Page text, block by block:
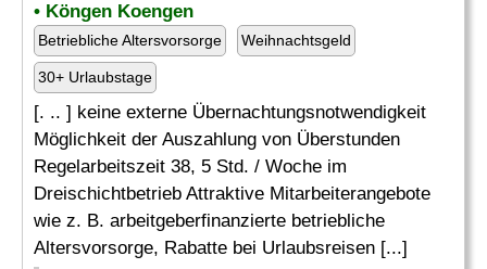
• Köngen Koengen
Betriebliche Altersvorsorge Weihnachtsgeld
30+ Urlaubstage
[. .. ] keine externe Übernachtungsnotwendigkeit
Möglichkeit der Auszahlung von Überstunden
Regelarbeitszeit 38, 5 Std. / Woche im
Dreischichtbetrieb Attraktive Mitarbeiterangebote
wie z. B. arbeitgeberfinanzierte betriebliche
Altersvorsorge, Rabatte bei Urlaubsreisen [...]